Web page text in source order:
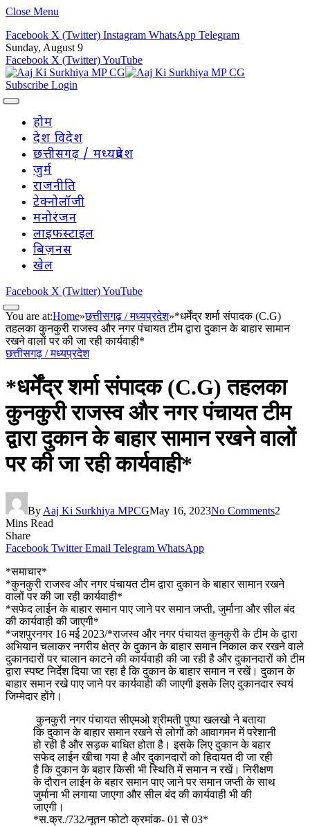
Close Menu
Facebook X (Twitter) Instagram WhatsApp Telegram
Sunday, August 9
Facebook X (Twitter)YouTube
Subscribe Login
होम
देश विदेश
छत्तीसगढ़ / मध्यप्रदेश
जुर्म
राजनीति
टेक्नोलॉजी
मनोरंजन
लाइफस्टाइल
बिज़नस
खेल
Facebook X (Twitter)YouTube
You are at:Home»छत्तीसगढ़ / मध्यप्रदेश»*धर्मेंद्र शर्मा संपादक (C.G)
तहलका कुनकुरी राजस्व और नगर पंचायत टीम द्वारा दुकान के बाहार सामान
रखने वालों पर की जा रही कार्यवाही*
छत्तीसगढ़ / मध्यप्रदेश
*धर्मेंद्र शर्मा संपादक (C.G) तहलका
कुनकुरी राजस्व और नगर पंचायत टीम
द्वारा दुकान के बाहार सामान रखने वालों
पर की जा रही कार्यवाही*
By Aaj Ki Surkhiya MPCGMay 16, 2023No Comments2
Mins Read
Share
Facebook Twitter Email Telegram WhatsApp
*समाचार*
*कुनकुरी राजस्व और नगर पंचायत टीम द्वारा दुकान के बाहार सामान रखने
वालों पर की जा रही कार्यवाही*
*सफेद लाईन के बाहार समान पाए जाने पर समान जप्ती, जुर्माना और सील बंद
की कार्यवाही की जाएगी*
*जशपुरनगर 16 मई 2023/*राजस्व और नगर पंचायत कुनकुरी के टीम के द्वारा
अभियान चलाकर नगरीय क्षेत्र के दुकान के बाहार समान निकाल कर रखने वाले
दुकानदारों पर चालान काटने की कार्यवाही की जा रही है और दुकानदारों को टीम
द्वारा स्पष्ट निर्देश दिया जा रहा है कि दुकान के बाहार समान न रखें। दुकान के
बाहार समान रखे पाए जाने पर कार्यवाही की जाएगी इसके लिए दुकानदार स्वयं
जिम्मेदार होंगे।
कुनकुरी नगर पंचायत सीएमओ श्रीमती पुष्पा खलखो ने बताया
कि दुकान के बाहार समान रखने से लोगों को आवागमन में परेशानी
हो रही है और सड़क बाधित होता है। इसके लिए दुकान के बहार
सफेद लाईन खीचा गया है और दुकानदारों को हिदायत दी जा रही
है कि दुकान के बहार किसी भी स्थिति में समान न रखें। निरीक्षण
के दौरान लाईन के बहार समान पाए जाने पर समान जप्ती के साथ
जुर्माना भी लगाया जाएगा और सील बंद की कार्यवाही भी की
जाएगी।
*स.क्र./732/नूतन फोटो क्रमांक- 01 से 03*